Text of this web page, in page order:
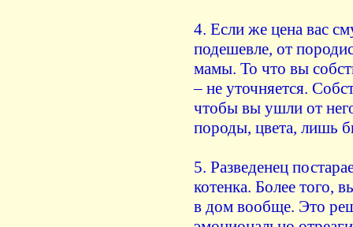
4. Если же цена вас
подешевле, от
мамы. То что вы
– не уточняется.
чтобы вы ушли от
породы, цвета, лишь
5. Разведенец
котенка. Более того,
в дом вообще. Это